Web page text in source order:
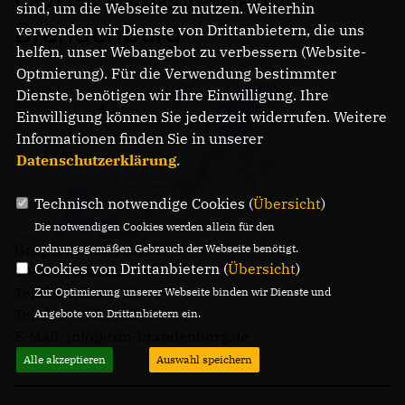
Brandenburg
Gregor-Mendel-Straße 3
14469 Potsdam
Telefon: (0331) 620 14 - 0
Telefax: (0331) 620 14 - 14
sind, um die Webseite zu nutzen. Weiterhin
verwenden wir Dienste von Drittanbietern, die uns
helfen, unser Webangebot zu verbessern (Website-
Optmierung). Für die Verwendung bestimmter
Dienste, benötigen wir Ihre Einwilligung. Ihre
Einwilligung können Sie jederzeit widerrufen. Weitere
Informationen finden Sie in unserer
Datenschutzerklärung.
Technisch notwendige Cookies (Übersicht)
Die notwendigen Cookies werden allein für den
ordnungsgemäßen Gebrauch der Webseite benötigt.
Cookies von Drittanbietern (Übersicht)
Zur Optimierung unserer Webseite binden wir Dienste und
Angebote von Drittanbietern ein.
Alle akzeptieren Auswahl speichern